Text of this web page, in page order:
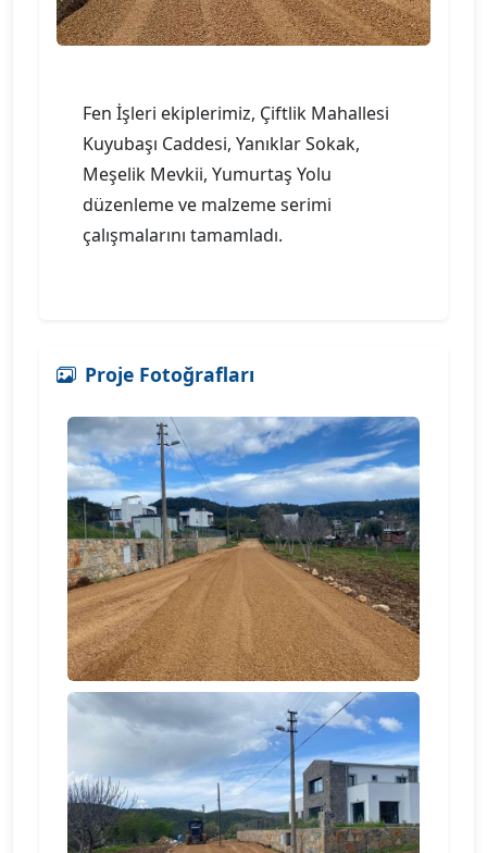
Fen İşleri ekiplerimiz, Çiftlik Mahallesi
Kuyubaşı Caddesi, Yanıklar Sokak,
Meşelik Mevkii, Yumurtaş Yolu
düzenleme ve malzeme serimi
çalışmalarını tamamladı.
Proje Fotoğrafları